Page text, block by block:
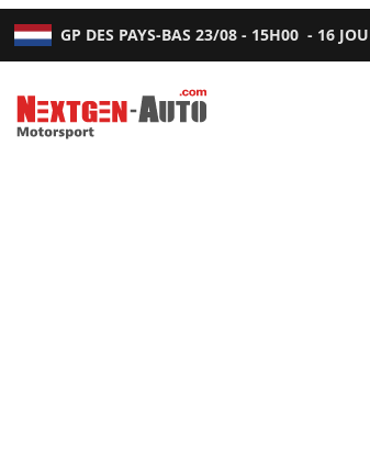
GP DES PAYS-BAS 23/08 - 15H00 - 16
Nextgen-Auto.com